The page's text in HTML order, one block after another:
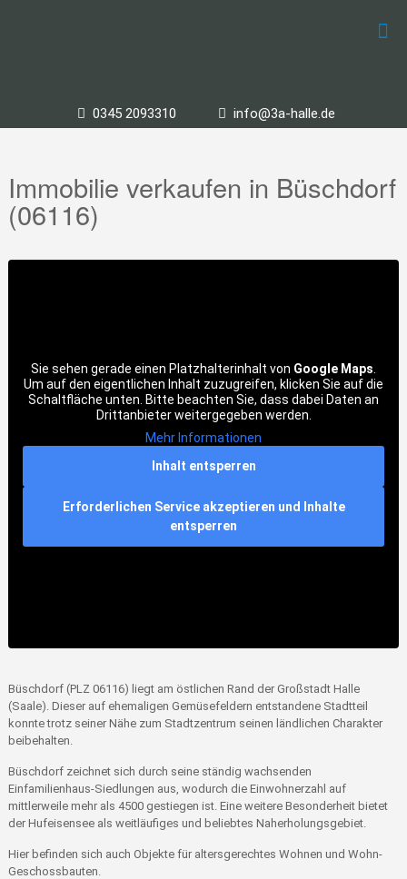
0345 2093310 info@3a-halle.de
Immobilie verkaufen in Büschdorf
(06116)
Sie sehen gerade einen Platzhalterinhalt von Google Maps
Um auf den eigentlichen Inhalt zuzugreifen, klicken Sie auf die
Schaltfläche unten. Bitte beachten Sie, dass dabei Daten an
Drittanbieter weitergegeben werden.
Mehr Informationen
Inhalt entsperren
Erforderlichen Service akzeptieren und Inhalte
entsperren
Büschdorf (PLZ 06116) liegt am östlichen Rand der Großstadt Halle
(Saale). Dieser auf ehemaligen Gemüsefeldern entstandene Stadtteil
konnte trotz seiner Nähe zum Stadtzentrum seinen ländlichen Charakter
beibehalten.
Büschdorf zeichnet sich durch seine ständig wachsenden
Einfamilienhaus-Siedlungen aus, wodurch die Einwohnerzahl auf
mittlerweile mehr als 4500 gestiegen ist. Eine weitere Besonderheit bietet
der Hufeisensee als weitläufiges und beliebtes Naherholungsgebiet.
Hier befinden sich auch Objekte für altersgerechtes Wohnen und Wohn-
Geschossbauten.